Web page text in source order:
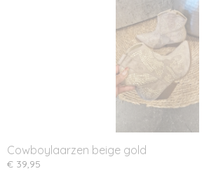
Cowboylaarzen beige gold
€ 39,95